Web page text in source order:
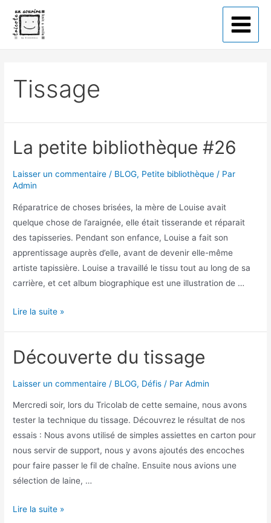
Tissage
La petite bibliothèque #26
Laisser un commentaire / BLOG, Petite bibliothèque / Par
Admin
Réparatrice de choses brisées, la mère de Louise avait
quelque chose de l’araignée, elle était tisserande et réparait
des tapisseries. Pendant son enfance, Louise a fait son
apprentissage auprès d’elle, avant de devenir elle-même
artiste tapissière. Louise a travaillé le tissu tout au long de sa
carrière, et cet album biographique est une illustration de …
Lire la suite »
Découverte du tissage
Laisser un commentaire / BLOG, Défis / ParAdmin
Mercredi soir, lors du Tricolab de cette semaine, nous avons
tester la technique du tissage. Découvrez le résultat de nos
essais : Nous avons utilisé de simples assiettes en carton pour
nous servir de support, nous y avons ajoutés des encoches
pour faire passer le fil de chaîne. Ensuite nous avions une
sélection de laine, …
Lire la suite »